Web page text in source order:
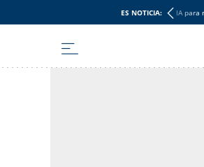
ES NOTICIA: IA para